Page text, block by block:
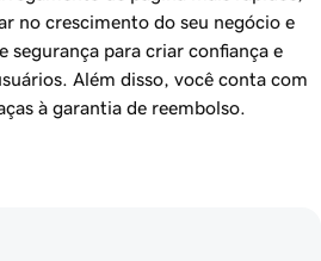
no crescimento do seu negócio e
segurança para criar confiança e
Além disso, você conta com
à garantia de reembolso.